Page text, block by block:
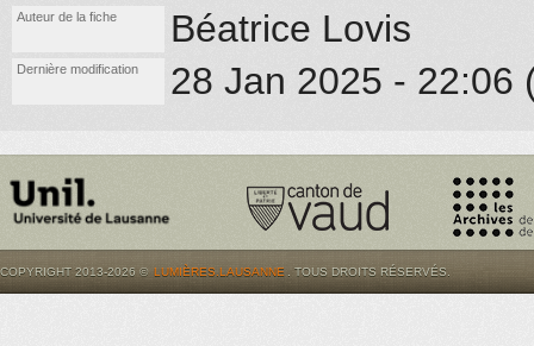
Auteur de la fiche Béatrice Lovis
Dernière modification 28 Jan 2025 - 22:06
COPYRIGHT 2013-2026 © LUMIÈRES.LAUSANNE . TOUS DROITS RÉSERVÉS.